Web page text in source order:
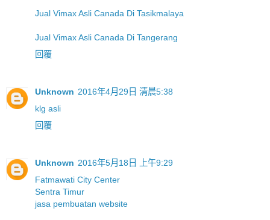
Jual Vimax Asli Canada Di Tasikmalaya
Jual Vimax Asli Canada Di Tangerang
回覆
Unknown 2016年4月29日 清晨5:38
klg asli
回覆
Unknown 2016年5月18日 上午9:29
Fatmawati City Center
Sentra Timur
jasa pembuatan website